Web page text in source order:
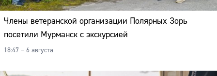
Члены ветеранской организации Полярных Зорь
посетили Мурманск с экскурсией
18:47 – 6 августа